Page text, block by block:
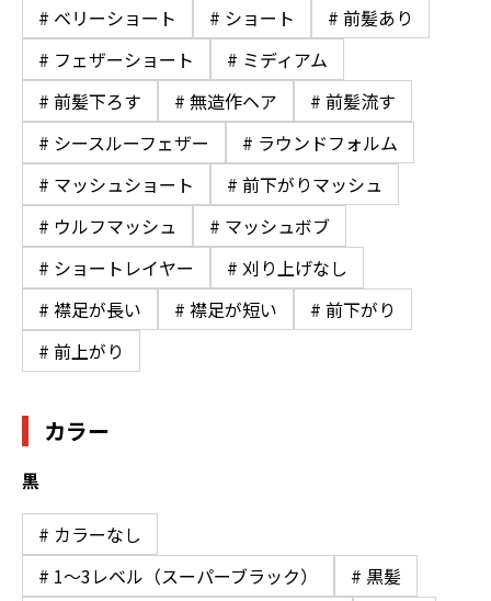
# ベリーショート
# ショート
# 前髪あり
# フェザーショート
# ミディアム
# 前髪下ろす
# 無造作ヘア
# 前髪流す
# シースルーフェザー
# ラウンドフォルム
# マッシュショート
# 前下がりマッシュ
# ウルフマッシュ
# マッシュボブ
# ショートレイヤー
# 刈り上げなし
# 襟足が長い
# 襟足が短い
# 前下がり
# 前上がり
カラー
黒
# カラーなし
# 1〜3レベル（スーパーブラック）
# 黒髪